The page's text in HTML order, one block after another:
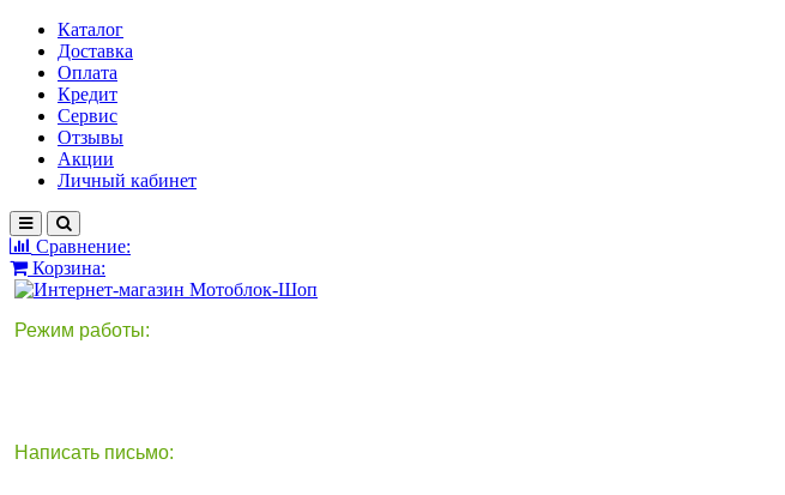
Каталог
Доставка
Оплата
Кредит
Сервис
Отзывы
Акции
Личный кабинет
Сравнение:
Корзина:
Режим работы:
Написать письмо: